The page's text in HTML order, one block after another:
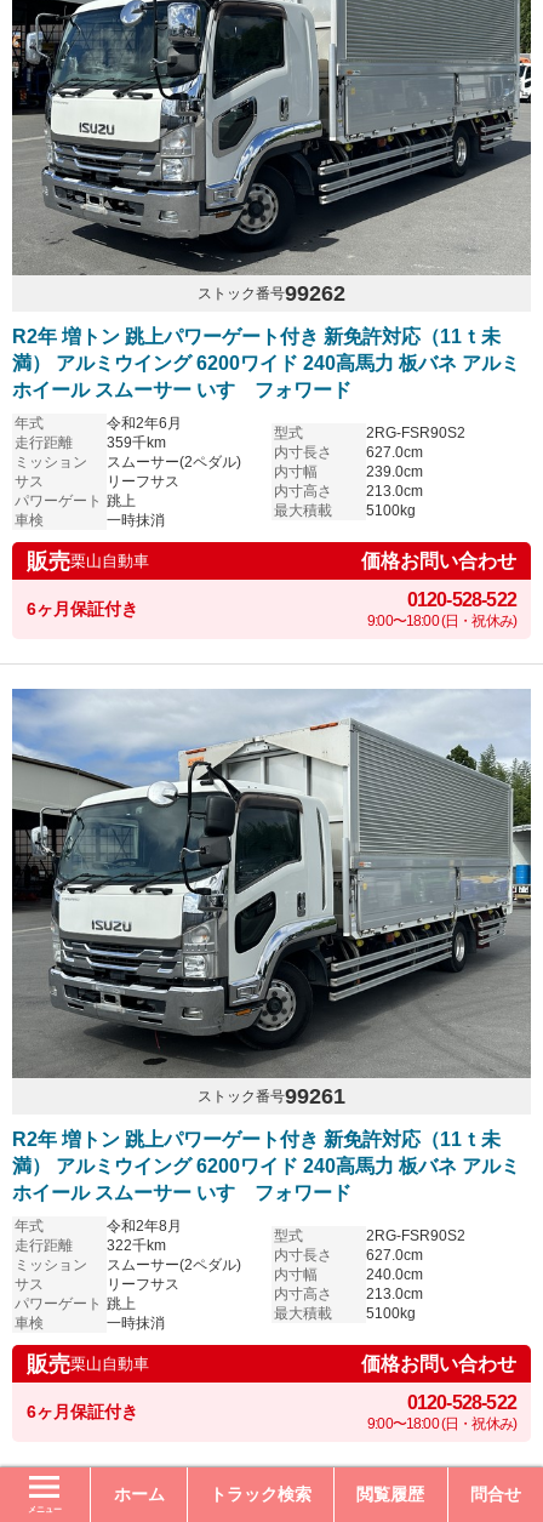
メニュー
ホーム トラック検索 閲覧履歴 問合せ
ストック番号99262
R2年 増トン 跳上パワーゲート付き 新免許対応（11ｔ未
満） アルミウイング 6200ワイド 240高馬力 板バネ アルミ
ホイール スムーサー いすゞフォワード
年式
令和2年6月
走行距離
359千km
ミッション
スムーサー(2ペダル)
サス
リーフサス
パワーゲート 跳上
車検
一時抹消
型式
2RG-FSR90S2
内寸長さ
627.0cm
内寸幅
239.0cm
内寸高さ
213.0cm
最大積載
5100kg
販売栗山自動車 価格お問い合わせ
6ヶ月保証付き 0120-528-522
9:00〜18:00 (日・祝休み)
ストック番号99261
R2年 増トン 跳上パワーゲート付き 新免許対応（11ｔ未
満） アルミウイング 6200ワイド 240高馬力 板バネ アルミ
ホイール スムーサー いすゞフォワード
年式
令和2年8月
走行距離
322千km
ミッション
スムーサー(2ペダル)
サス
リーフサス
パワーゲート 跳上
車検
一時抹消
型式
2RG-FSR90S2
内寸長さ
627.0cm
内寸幅
240.0cm
内寸高さ
213.0cm
最大積載
5100kg
販売栗山自動車 価格お問い合わせ
6ヶ月保証付き 0120-528-522
9:00〜18:00 (日・祝休み)